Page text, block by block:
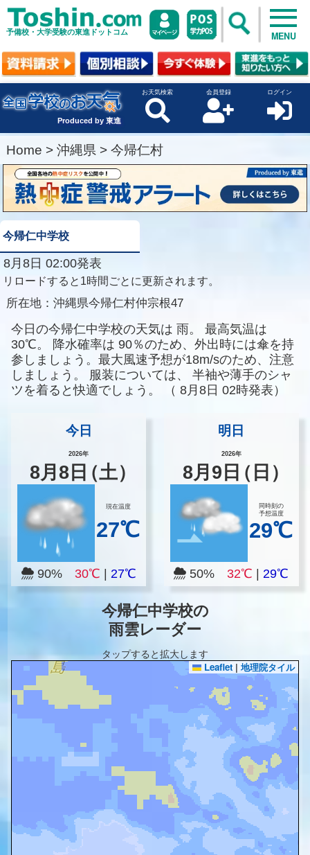
予備校・大学受験の東進ドットコム MENU
Produced by 東進
お天気検索 会員登録 ログイン
Home > 沖縄県 > 今帰仁村
今帰仁中学校
8月8日 02:00発表
リロードすると1時間ごとに更新されます。
所在地： 沖縄県今帰仁村仲宗根47
今日の今帰仁中学校の天気は 雨。
最高気温は
30℃。
降水確率は 90％のため、外出時には傘を持
参しましょう。最大風速予想が18m/sのため、注意
しましょう。
服装については、
半袖や薄手のシャ
ツを着ると快適でしょう。
（ 8月8日 02時発表）
今日
2026年
8月8 日（土）
現在温度
27℃
90% 30℃ 27℃
明日
2026年
8月 9 日（日）
同時刻の
予想温度
29℃
50% 32℃ |29℃
今帰仁中学校の
雨雲レーダー
タップすると拡大します
Leaflet | 地理院タイル